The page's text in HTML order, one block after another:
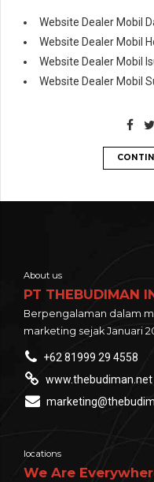
Website Dealer Mobil
Website Dealer Mobil
Website Dealer Mobil
Website Dealer Mobil
About us
PT THEBUDIMAN
Berpengalaman dalam
marketing sejak Januari
+62 81999 29 4558
www.thebudiman.net
locations
We Are